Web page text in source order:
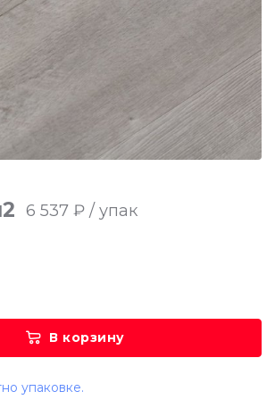
6 537 ₽ / упак
В корзину
упаковке.